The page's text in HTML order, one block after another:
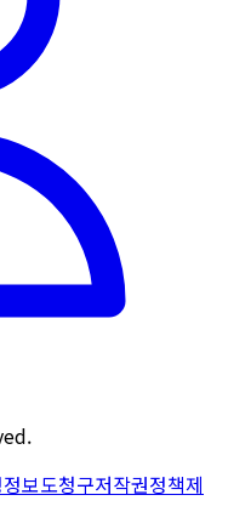
보도청구저작권정책제